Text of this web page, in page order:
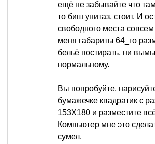
ещё не забывайте что
то биш унитаз, стоит. И
свободного места совсем
меня габариты 64_го
бельё постирать, ни
нормальному.
Вы попробуйте,
бумажечке квадратик с
153Х180 и разместите
Компьютер мне это
сумел.